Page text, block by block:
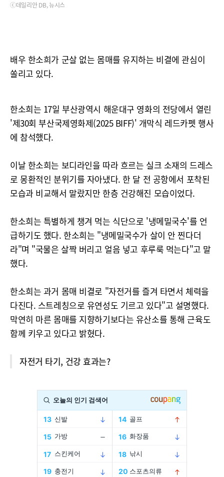
ⓒ데일리안 DB, 뉴시스
배우 한소희가 군살 없는 몸매를 유지하는 비결에 관심이
쏠리고 있다.
한소희는 17일 부산광역시 해운대구 영화의 전당에서 열린
'제30회 부산국제영화제(2025 BIFF)' 개막식 레드카펫 행사
에 참석했다.
이날 한소희는 보디라인을 따라 흐르는 실크 소재의 드레스
로 몽환적인 분위기를 자아냈다. 한 달 전 공항에서 포착된
모습과 비교해서 말랐지만 한층 건강해진 모습이었다.
한소희는 특별하게 챙겨 먹는 식단으로 '냉메밀국수'를 언
급하기도 했다. 한소희는 "냉메밀국수가 살이 안 찐다더
라"며 "국물은 살짝 버리고 얼음 넣고 후루룩 먹는다"고 말
했다.
한소희는 과거 몸매 비결로 "자전거를 즐겨 타면서 체력을
다진다. 스트레칭으로 유연성도 기르고 있다"고 설명했다.
막연히 마른 몸매를 지향하기보다는 유산소를 통해 근육도
함께 키우고 있다고 밝혔다.
자전거 타기, 건강 효과는?